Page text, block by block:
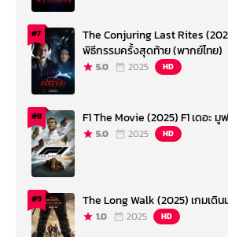
#7
The Conjuring Last Rites
พิธีกรรมครั้งสุดท้าย (พากย์ไทย)
5.0 2025 HD
#8 F1 The Movie (2025) F1 เดอะ
5.0 2025 HD
#9 The Long Walk (2025) เกมเดิ
1.0 2025 HD